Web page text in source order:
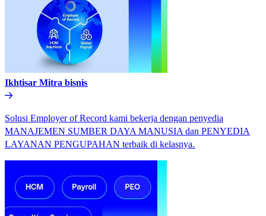
Ikhtisar Mitra bisnis​​
Solusi Employer of Record kami bekerja dengan penyedia
MANAJEMEN SUMBER DAYA MANUSIA dan PENYEDIA
LAYANAN PENGUPAHAN terbaik di kelasnya.​​